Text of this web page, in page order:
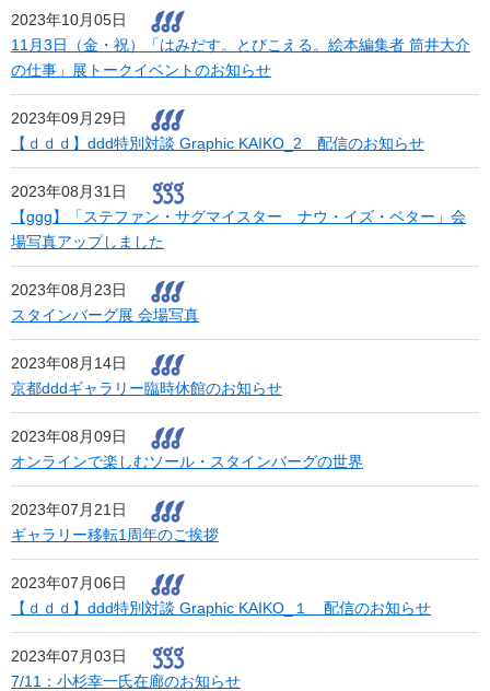
2023年10月05日
11月3日（金・祝）「はみだす。とびこえる。絵本編集者 筒井大介
の仕事」展トークイベントのお知らせ
2023年09月29日
【ｄｄｄ】ddd特別対談 Graphic KAIKO_2 配信のお知らせ
2023年08月31日
【ggg】「ステファン・サグマイスター ナウ・イズ・ベター」会
場写真アップしました
2023年08月23日
スタインバーグ展 会場写真
2023年08月14日
京都dddギャラリー臨時休館のお知らせ
2023年08月09日
オンラインで楽しむソール・スタインバーグの世界
2023年07月21日
ギャラリー移転1周年のご挨拶
2023年07月06日
【ｄｄｄ】ddd特別対談 Graphic KAIKO_１ 配信のお知らせ
2023年07月03日
7/11：小杉幸一氏在廊のお知らせ